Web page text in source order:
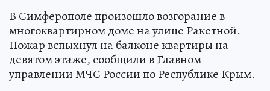
В Симферополе произошло возгорание в
многоквартирном доме на улице Ракетной.
Пожар вспыхнул на балконе квартиры на
девятом этаже, сообщили в Главном
управлении МЧС России по Республике Крым.